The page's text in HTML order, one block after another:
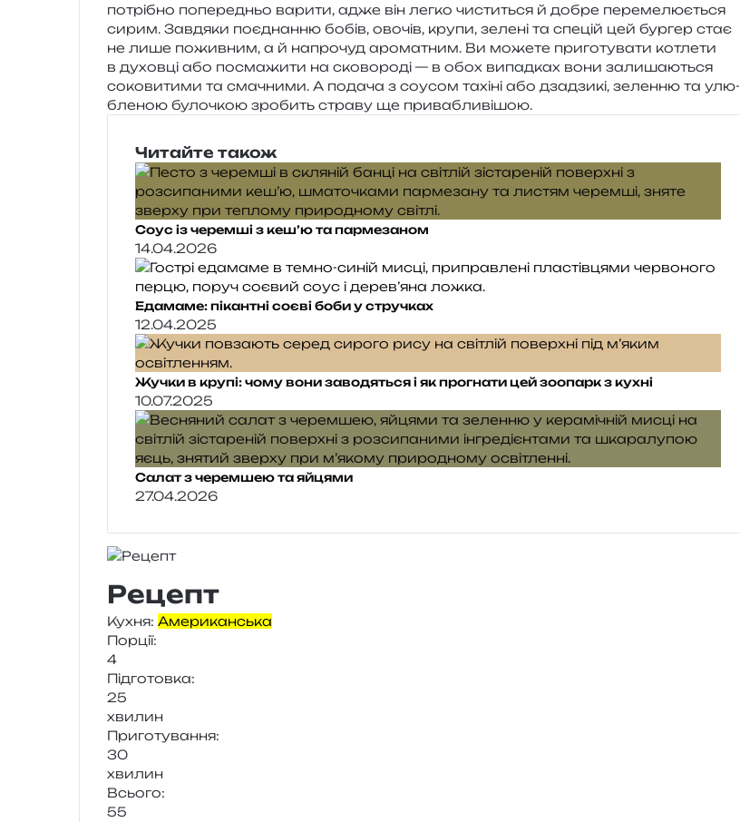
потрі­бно попе­ре­дньо вари­ти, адже він легко чисти­ться й добре пере­ме­лю­є­ться
сирим. Завдяки поєд­нан­ню бобів, ово­чів, крупи, зеле­ні та спе­цій цей бур­гер стає
не лише пожив­ним, а й напро­чуд аро­ма­тним. Ви може­те при­го­ту­ва­ти котле­ти
в духов­ці або посма­жи­ти на ско­во­ро­ді — в обох випад­ках вони зали­ша­ю­ться
соко­ви­ти­ми та сма­чни­ми. А пода­ча з соусом тахі­ні або дза­дзи­кі, зелен­ню та улю­
бле­ною було­чкою зро­бить стра­ву ще привабливішою.
Читайте також
Соус із черемші з кеш’ю та пармезаном
14.04.2026
Едамаме: пікантні соєві боби у стручках
12.04.2025
Жучки в крупі: чому вони заводяться і як прогнати цей зоопарк з кухні
10.07.2025
Салат з черемшею та яйцями
27.04.2026
Рецепт
Кухня: Американська
Порції:
4
Підготовка:
25
хви­лин
Приготування:
30
хви­лин
Всього:
55